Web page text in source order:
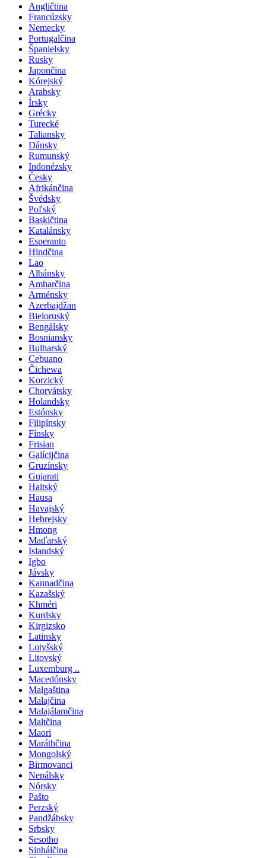
Angličtina
Francúzsky
Nemecky
Portugalčina
Španielsky
Rusky
Japončina
Kórejský
Arabsky
Írsky
Grécky
Turecké
Taliansky
Dánsky
Rumunský
Indonézsky
Česky
Afrikánčina
Švédsky
Poľský
Baskičtina
Katalánsky
Esperanto
Hindčina
Lao
Albánsky
Amharčina
Arménsky
Azerbajdžan
Bieloruský
Bengálsky
Bosniansky
Bulharský
Cebuano
Čichewa
Korzický
Chorvátsky
Holandsky
Estónsky
Filipínsky
Fínsky
Frisian
Galícijčina
Gruzínsky
Gujarati
Haitský
Hausa
Havajský
Hebrejsky
Hmong
Maďarský
Islandský
Igbo
Jávsky
Kannadčina
Kazašský
Khméri
Kurdsky
Kirgizsko
Latinsky
Lotyšský
Litovský
Luxemburg ..
Macedónsky
Malgaština
Malajčina
Malajálamčina
Maltčina
Maori
Maráthčina
Mongolský
Birmovanci
Nepálsky
Nórsky
Pašto
Perzský
Pandžábsky
Srbsky
Sesotho
Sinhálčina